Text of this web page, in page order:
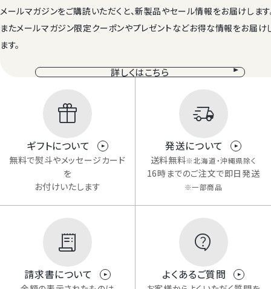
Mail Magazine
Review
メールマガジンをご購読いただくと、新製品やセール情報をお届けします
またメールマガジン限定クーポンやプレゼントなどお得な情報をお届け
ます。
詳しくはこちら
featured_seasonal_and_gifts
ギフトについて
無料で熨斗やメッセージカード
を
お付けいたします
delivery_truck_speed
発送について
送料無料※北海道・沖縄県除く
16時までのご注文で即日発送
※一部商品
請求書について よくあるご質問